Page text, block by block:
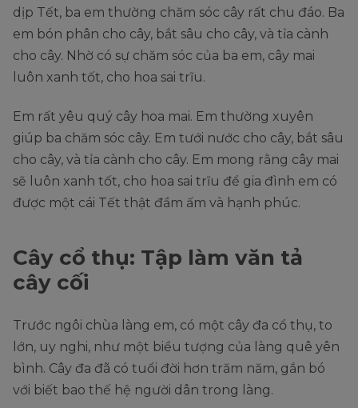
dịp Tết, ba em thường chăm sóc cây rất chu đáo. Ba
em bón phân cho cây, bắt sâu cho cây, và tỉa cành
cho cây. Nhờ có sự chăm sóc của ba em, cây mai
luôn xanh tốt, cho hoa sai trĩu.
Em rất yêu quý cây hoa mai. Em thường xuyên
giúp ba chăm sóc cây. Em tưới nước cho cây, bắt sâu
cho cây, và tỉa cành cho cây. Em mong rằng cây mai
sẽ luôn xanh tốt, cho hoa sai trĩu để gia đình em có
được một cái Tết thật đầm ấm và hạnh phúc.
Cây cổ thụ: Tập làm văn tả
cây cối
Trước ngôi chùa làng em, có một cây đa cổ thụ, to
lớn, uy nghi, như một biểu tượng của làng quê yên
bình. Cây đa đã có tuổi đời hơn trăm năm, gắn bó
với biết bao thế hệ người dân trong làng.